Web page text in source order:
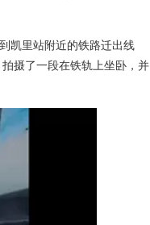
凯里站附近的铁路迁出线
拍摄了一段在铁轨上坐卧，并